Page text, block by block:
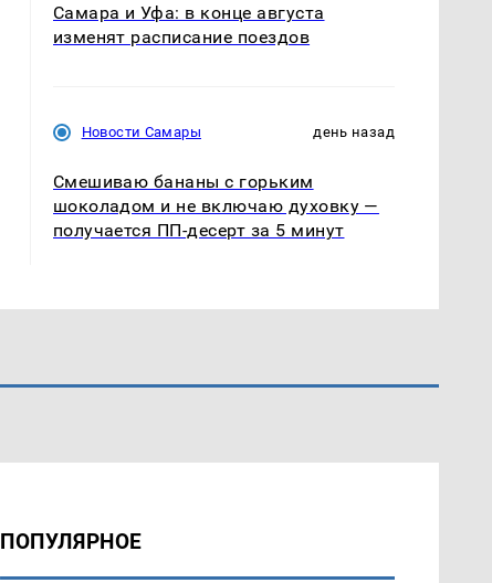
Самара и Уфа: в конце августа
изменят расписание поездов
Новости Самары день назад
Смешиваю бананы с горьким
шоколадом и не включаю духовку —
получается ПП-десерт за 5 минут
ПОПУЛЯРНОЕ